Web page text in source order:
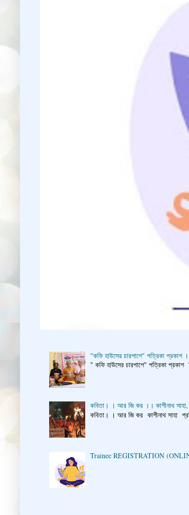
"কফি হাউসের চারপাশে" পত্রিকা প্রকাশ
" কফি হাউসের চারপাশে" পত্রিকা প্রকাশ
কবিতা। । আর জি কর ।। কাশীনাথ
কবিতা। । আর জি কর কাশীনাথ সাহা
Trainee REGISTRATION
👇 👉